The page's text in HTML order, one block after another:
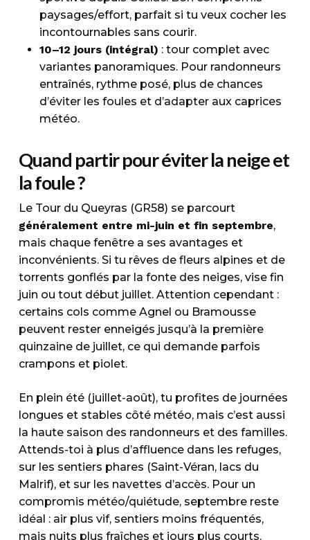
paysages/effort, parfait si tu veux cocher les
incontournables sans courir.
10–12 jours (intégral) : tour complet avec
variantes panoramiques. Pour randonneurs
entraînés, rythme posé, plus de chances
d’éviter les foules et d’adapter aux caprices
météo.
Quand partir pour éviter la neige et
la foule ?
Le Tour du Queyras (GR58) se parcourt
généralement entre mi-juin et fin septembre,
mais chaque fenêtre a ses avantages et
inconvénients. Si tu rêves de fleurs alpines et de
torrents gonflés par la fonte des neiges, vise fin
juin ou tout début juillet. Attention cependant :
certains cols comme Agnel ou Bramousse
peuvent rester enneigés jusqu’à la première
quinzaine de juillet, ce qui demande parfois
crampons et piolet.
En plein été (juillet-août), tu profites de journées
longues et stables côté météo, mais c’est aussi
la haute saison des randonneurs et des familles.
Attends-toi à plus d’affluence dans les refuges,
sur les sentiers phares (Saint-Véran, lacs du
Malrif), et sur les navettes d’accès. Pour un
compromis météo/quiétude, septembre reste
idéal : air plus vif, sentiers moins fréquentés,
mais nuits plus fraîches et jours plus courts.